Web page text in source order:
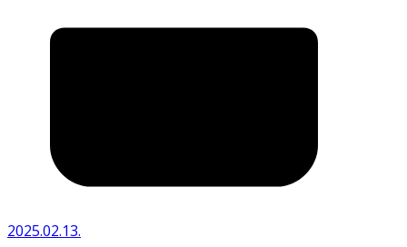
2025.02.13.